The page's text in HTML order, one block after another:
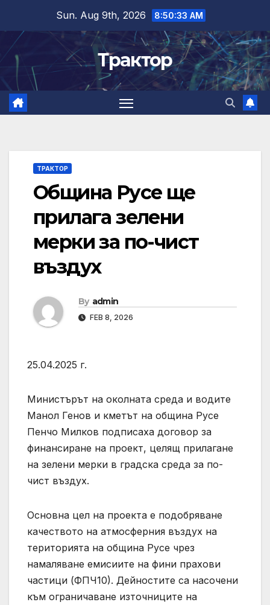
content
Sun. Aug 9th, 2026 8:50:34 AM
Трактор
ТРАКТОР
Община Русе ще
прилага зелени
мерки за по-чист
въздух
By admin
FEB 8, 2026
25.04.2025 г.
Министърът на околната среда и водите
Манол Генов и кметът на община Русе
Пенчо Милков подписаха договор за
финансиране на проект, целящ прилагане
на зелени мерки в градска среда за по-
чист въздух.
Основна цел на проекта е подобряване
качеството на атмосферния въздух на
територията на община Русе чрез
намаляване емисиите на фини прахови
частици (ФПЧ10). Дейностите са насочени
към ограничаване източниците на